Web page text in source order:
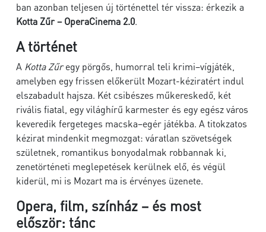
ban azonban teljesen új történettel tér vissza: érkezik a
Kotta Zűr – OperaCinema 2.0.
A történet
A Kotta Zűregy pörgős, humorral teli krimi–vígjáték,
amelyben egy frissen előkerült Mozart-kéziratért indul
elszabadult hajsza. Két csibészes műkereskedő, két
rivális fiatal, egy világhírű karmester és egy egész város
keveredik fergeteges macska–egér játékba. A titokzatos
kézirat mindenkit megmozgat: váratlan szövetségek
születnek, romantikus bonyodalmak robbannak ki,
zenetörténeti meglepetések kerülnek elő, és végül
kiderül, mi is Mozart ma is érvényes üzenete.
Opera, film, színház – és most
először: tánc